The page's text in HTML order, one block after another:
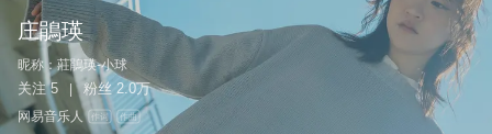
庄鵑瑛
昵称：莊鵑瑛-小球
关注 5 粉丝 2.0万
网易音乐人 作词 作曲